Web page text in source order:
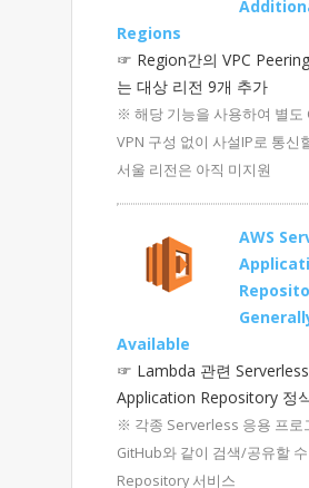
Regions
☞ Region간의 VPC
는 대상 리전 9개 추가
※ 해당 기능을 사용하여 별도
VPN 구성 없이 사설IP로 통신
서울 리전은 아직 미지원
AWS
Available
☞ Lambda 관련 Serverless
Application Repository 정
※ 각종 Serverless 응용 프로
GitHub와 같이 검색/공유할
Repository 서비스